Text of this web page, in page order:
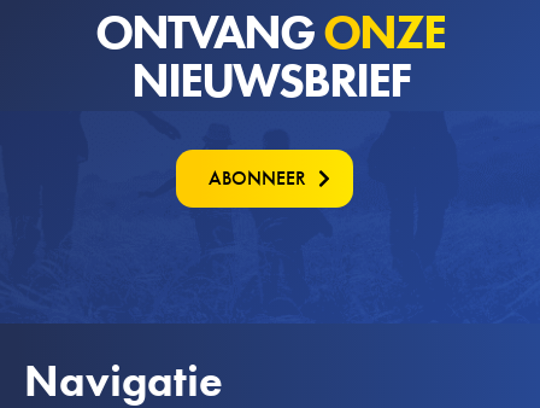
ONTVANGONZE
NIEUWSBRIEF
ABONNEER
Navigatie